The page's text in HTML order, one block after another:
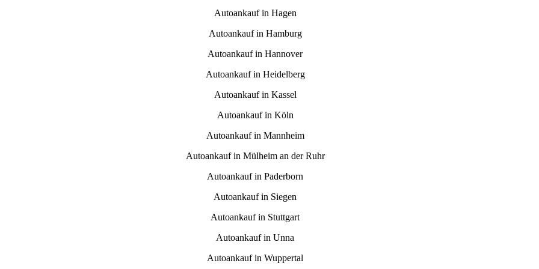
Autoankauf in Hagen
Autoankauf in Hamburg
Autoankauf in Hannover
Autoankauf in Heidelberg
Autoankauf in Kassel
Autoankauf in Köln
Autoankauf in Mannheim
Autoankauf in Mülheim an der Ruhr
Autoankauf in Paderborn
Autoankauf in Siegen
Autoankauf in Stuttgart
Autoankauf in Unna
Autoankauf in Wuppertal